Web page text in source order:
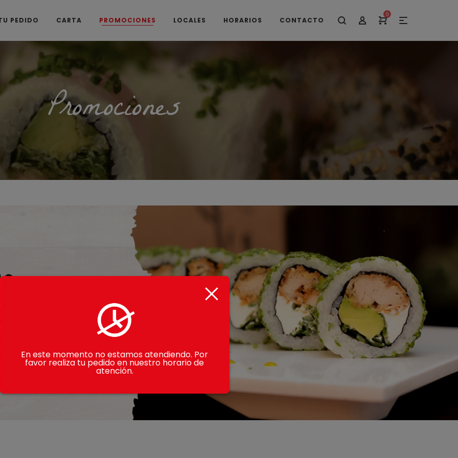
0
PEDIDO CARTA PROMOCIONES LOCALES HORARIOS CONTACTO
Promociones
En este momento no estamos atendiendo. Por
favor realiza tu pedido en nuestro horario de
atención.